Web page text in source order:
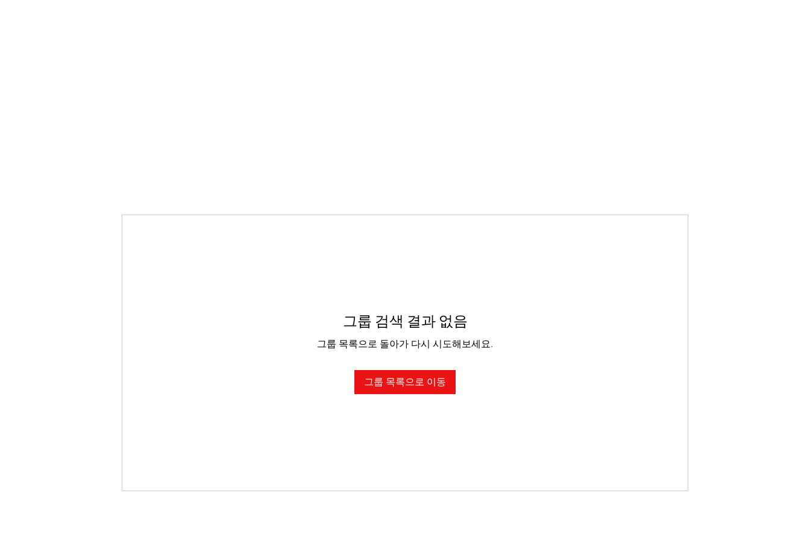
그룹 검색 결과 없음
그룹 목록으로 돌아가 다시 시도해보세요.
그룹 목록으로 이동